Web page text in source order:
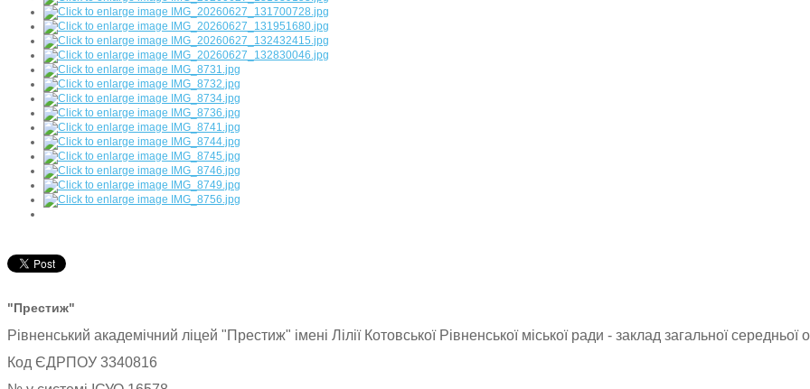
"Престиж"
Рівненський академічний ліцей "Престиж" імені Лілії Котовської Рівненської міської ради - заклад загальної середньої
Код ЄДРПОУ 3340816